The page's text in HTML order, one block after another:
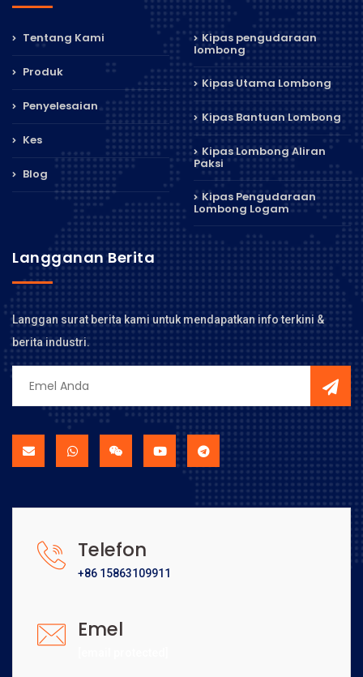
Tentang Kami
Produk
Penyelesaian
Kes
Blog
Kipas pengudaraan
lombong
Kipas Utama Lombong
Kipas Bantuan Lombong
Kipas Lombong Aliran
Paksi
Kipas Pengudaraan
Lombong Logam
Langganan Berita
Langgan surat berita kami untuk mendapatkan info terkini &
berita industri.
Telefon
+86 15863109911
Emel